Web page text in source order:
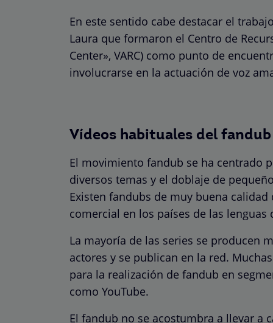
En este sentido cabe destacar el
Laura que formaron el Centro de
Center», VARC) como punto de
involucrarse en la actuación de voz
Vídeos habituales del fandub
El movimiento fandub se ha centrado
diversos temas y el doblaje de
Existen fandubs de muy buena
comercial en los países de las lenguas
La mayoría de las series se producen
actores y se publican en la red.
para la realización de fandub en
como YouTube.
El fandub no se acostumbra a llevar a